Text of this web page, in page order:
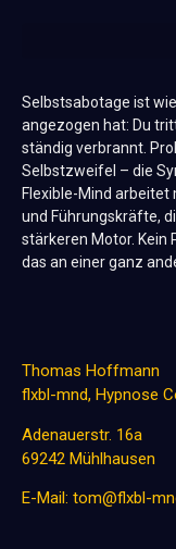
Selbstsabotage ist
angezogen hat: Du
ständig verbrannt.
Selbstzweifel – die
Flexible-Mind
und Führungskräfte,
stärkeren Motor. Kein
das an einer ganz
Thomas Hoffmann
flxbl-mnd, Hypnose
Adenauerstr. 16a
69242 Mühlhausen
E-Mail: tom@flxbl-